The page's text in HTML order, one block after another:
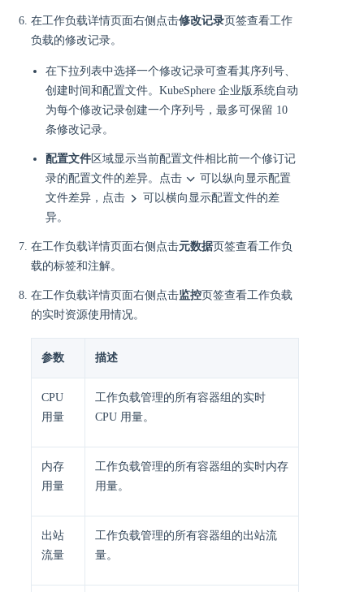
在工作负载详情页面右侧点击修改记录页签查看工作
负载的修改记录。
在下拉列表中选择一个修改记录可查看其序列号、
创建时间和配置文件。KubeSphere 企业版系统自动
为每个修改记录创建一个序列号，最多可保留 10
条修改记录。
配置文件 区域显示当前配置文件相比前一个修订记
录的配置文件的差异。点击
可以纵向显示配置
文件差异，点击
可以横向显示配置文件的差
异。
在工作负载详情页面右侧点击元数据页签查看工作负
载的标签和注解。
在工作负载详情页面右侧点击监控页签查看工作负载
的实时资源使用情况。
参数 描述
CPU
用量
工作负载管理的所有容器组的实时
CPU 用量。
内存
用量
工作负载管理的所有容器组的实时内存
用量。
出站
流量
工作负载管理的所有容器组的出站流
量。